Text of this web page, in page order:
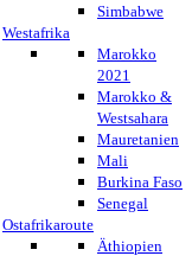
Simbabwe
Westafrika
Marokko
2021
Marokko &
Westsahara
Mauretanien
Mali
Burkina Faso
Senegal
Ostafrikaroute
Äthiopien